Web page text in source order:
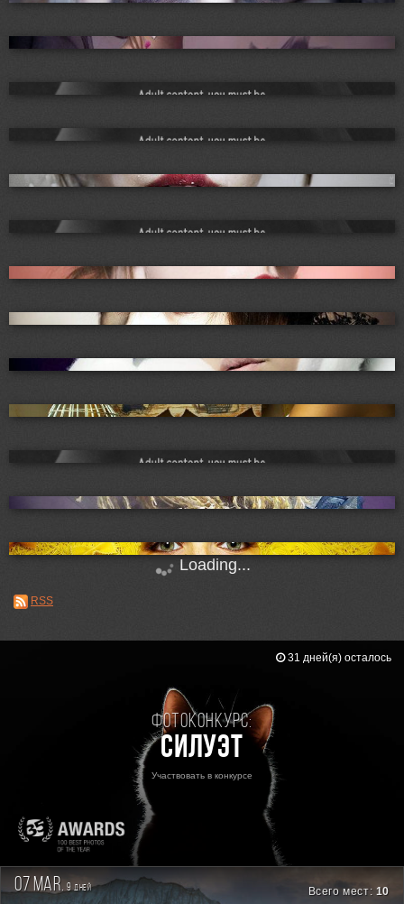
Loading...
RSS
Фотоконкурс:
Силуэт
Участвовать в конкурсе
31 дней(я) осталось
07 mar. 9дней Всего мест: 10